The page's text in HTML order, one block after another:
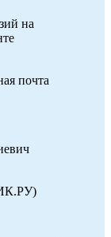
на
почта